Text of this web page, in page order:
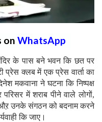
on WhatsApp
के पास बने भवन कि छत पर
प्रेस क्लब में एक प्रेस वार्ता का
मकवाना ने घटना कि निष्पक्ष
में शराब पीने वाले लोगों,
औऱ उनके संगठन को बदनाम करने
कि जाए।